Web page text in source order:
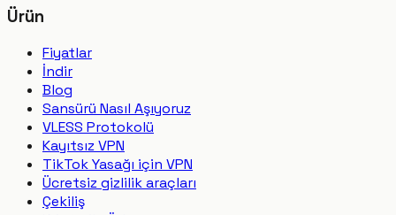
Ürün
Fiyatlar
İndir
Blog
Sansürü Nasıl Aşıyoruz
VLESS Protokolü
Kayıtsız VPN
TikTok Yasağı için VPN
Ücretsiz gizlilik araçları
Çekiliş